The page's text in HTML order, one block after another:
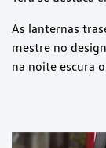
As lanternas
mestre no
na noite escura